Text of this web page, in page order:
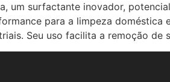
um surfactante inovador,
para a limpeza doméstica
Seu uso facilita a remoção